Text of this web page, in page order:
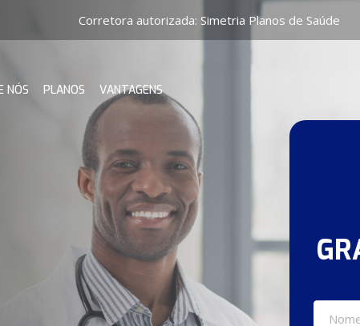
Corretora autorizada: Simetria Planos de Saúde
NÓS PLANOS VANTAGENS